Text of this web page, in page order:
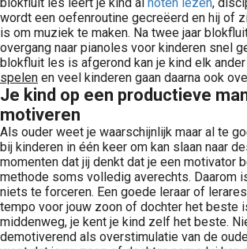
wordt een oefenroutine gecreëerd en hij of
is om muziek te maken. Na twee jaar
overgang naar pianoles voor kinderen snel
blokfluit les is afgerond kan je kind elk ander
spelen en veel kinderen gaan daarna ook
Je kind op een productieve
motiveren
Als ouder weet je waarschijnlijk maar al te
bij kinderen in één keer om kan slaan naar
momenten dat jij denkt dat je een motivator
methode soms volledig averechts. Daarom
niets te forceren. Een goede leraar of
tempo voor jouw zoon of dochter het beste
middenweg, je kent je kind zelf het beste.
demotiverend als overstimulatie van de